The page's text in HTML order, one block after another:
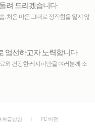
려 드리겠습니다.
. 처음 마음 그대로 정직함을 잃지 않
엄선하고자 노력합니다.
와 건강한 레시피만을 여러분께 소
취급방침 PC 버전